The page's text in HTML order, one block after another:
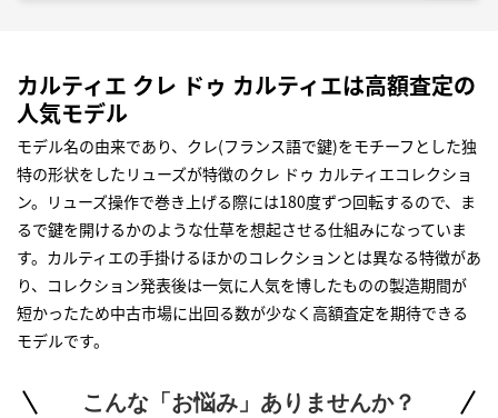
カルティエ クレ ドゥ カルティエは高額査定の
人気モデル
モデル名の由来であり、クレ(フランス語で鍵)をモチーフとした独
特の形状をしたリューズが特徴のクレ ドゥ カルティエコレクショ
ン。リューズ操作で巻き上げる際には180度ずつ回転するので、ま
るで鍵を開けるかのような仕草を想起させる仕組みになっていま
す。カルティエの手掛けるほかのコレクションとは異なる特徴があ
り、コレクション発表後は一気に人気を博したものの製造期間が
短かったため中古市場に出回る数が少なく高額査定を期待できる
モデルです。
こんな「お悩み」ありませんか？